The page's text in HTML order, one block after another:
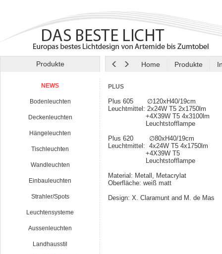
Produkte Home Produkte
NEWS
Bodenleuchten
Deckenleuchten
Hängeleuchten
Tischleuchten
Wandleuchten
Einbauleuchten
Strahler/Spots
Leuchtensysteme
Aussenleuchten
Landhausstil
PLUS
Plus 605 ∅120xH40/19cm
Leuchtmittel: 2x24W T5 2x1750lm
+4X39W T5 4x3100lm
Leuchtstofflampe
Plus 620 ∅80xH40/19cm
Leuchtmittel: 4x24W T5 4x1750lm
+4X39W T5
Leuchtstofflampe
Material: Metall, Metacrylat
Oberfläche: weiß matt
Design: X. Claramunt and M. de Mas